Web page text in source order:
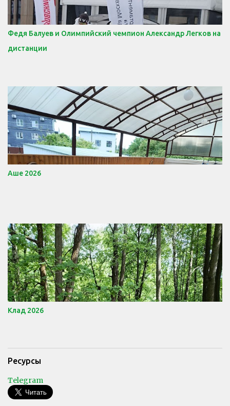
Федя Балуев и Олимпийский чемпион Александр Легков на
дистанции
Аше 2026
Клад 2026
Ресурсы
Telegram